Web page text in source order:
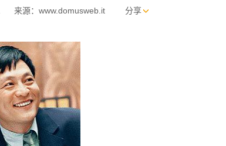
来源：www.domusweb.it 分享